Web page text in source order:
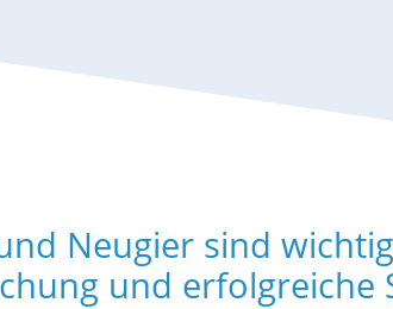
Neugier sind
und erfolgreiche